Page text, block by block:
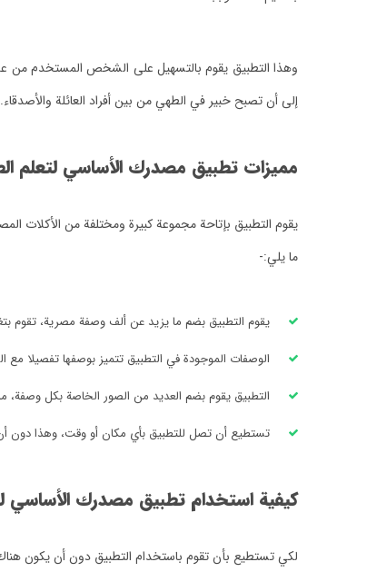
وهذا التطبيق يقوم بالتسهيل على الشخص المستخدم من
إلى أن تصبح خبير في الطهي من بين أفراد العائلة والأصدقاء.
مميزات تطبيق مصدرك الأساسي لتعلم
يقوم التطبيق بإتاحة مجموعة كبيرة ومختلفة من الأكلات
ما يلي:-
يقوم التطبيق بضم ما يزيد عن ألف وصفة مصرية، تقوم
الوصفات الموجودة في التطبيق تتميز بوصفها تفصيلا مع
التطبيق يقوم بضم العديد من الصور الخاصة بكل وصفة،
تستطيع أن تصل للتطبيق بأي مكان أو وقت، وهذا دون
كيفية استخدام تطبيق مصدرك الأساسي
لكي تستطيع بأن تقوم باستخدام التطبيق دون أن يكون